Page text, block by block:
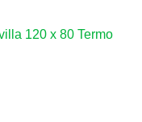
120 х 80 Termo